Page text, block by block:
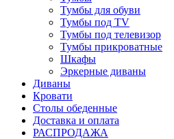
Тумбы для обуви
Тумбы под TV
Тумбы под телевизор
Тумбы прикроватные
Шкафы
Эркерные диваны
Диваны
Кровати
Столы обеденные
Доставка и оплата
РАСПРОДАЖА